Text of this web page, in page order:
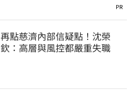
PR
再點慈濟內部信疑點！沈榮
欽：高層與風控都嚴重失職